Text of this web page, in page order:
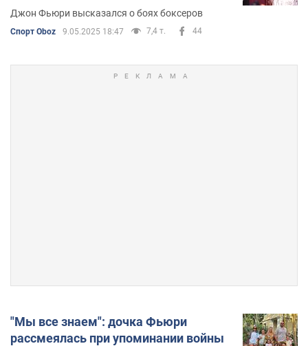
Джон Фьюри высказался о боях боксеров
Спорт Oboz 9.05.2025 18:47 7,4 т. 44
"Мы все знаем": дочка Фьюри
рассмеялась при упоминании войны